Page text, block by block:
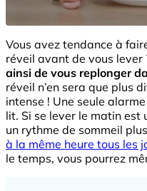
Vous avez tendance à
réveil avant de vous lever
ainsi de vous replonger
réveil n’en sera que plus
intense ! Une seule
lit. Si se lever le matin est
un rythme de sommeil
à la même heure tous les
le temps, vous pourrez